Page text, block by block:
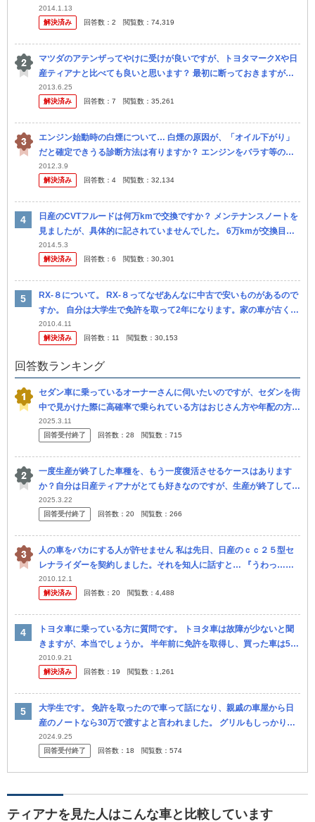
が、やはり不便です… そこで、インテリジェントキーを 再度、販売
店...
2014.1.13
解決済み
回答数： 2 閲覧数： 74,319
マツダのアテンザってやけに受けが良いですが、トヨタマークXや日
産ティアナと比べても良いと思います？ 最初に断っておきますが、
アテンザはセダンですから、マツダお得意の走り、ハンドリン グは
置いてお...
2013.6.25
解決済み
回答数： 7 閲覧数： 35,261
エンジン始動時の白煙について… 白煙の原因が、「オイル下がり」
だと確定できうる診断方法は有りますか？ エンジンをバラす等の方
法ではなく、あくまでも症状から診断する場合です。 現状、エンジ
ン始...
2012.3.9
解決済み
回答数： 4 閲覧数： 32,134
日産のCVTフルードは何万kmで交換ですか？ メンテナンスノートを
見ましたが、具体的に記されていませんでした。 6万kmが交換目安
でいいのかな。
2014.5.3
解決済み
回答数： 6 閲覧数： 30,301
RX-８について。 RX-８ってなぜあんなに中古で安いものがあるので
すか。 自分は大学生で免許を取って2年になります。家の車が古くな
ってきたので親が「もう自分（親）はあまり乗らないから」という
こ...
2010.4.11
解決済み
回答数： 11 閲覧数： 30,153
回答数ランキング
セダン車に乗っているオーナーさんに伺いたいのですが、セダンを街
中で見かけた際に高確率で乗られている方はおじさん方や年配の方が
多いのですが、 年配の方がセダンを乗っていることが多いのはなぜ
ですかね？ 正
2025.3.11
回答受付終了
回答数： 28 閲覧数： 715
一度生産が終了した車種を、もう一度復活させるケースはあります
か？自分は日産ティアナがとても好きなのですが、生産が終了してし
まい無理だと分かっていても復活してくれることを 祈っている気持
ちがありま...
2025.3.22
回答受付終了
回答数： 20 閲覧数： 266
人の車をバカにする人が許せません 私は先日、日産のｃｃ２５型セ
レナライダーを契約しました。それを知人に話すと… 『うわっ…Ｖ
ＩＰカーじゃん、キモッ』 『ミニバンなんてどれも一緒にしか見え
ない』 ...
2010.12.1
解決済み
回答数： 20 閲覧数： 4,488
トヨタ車に乗っている方に質問です。 トヨタ車は故障が少ないと聞
きますが、本当でしょうか。 半年前に免許を取得し、買った車は5万
キロ乗った中古の日産車(ティアナ)でした。 しかし、この半年でパワ
ス...
2010.9.21
解決済み
回答数： 19 閲覧数： 1,261
大学生です。 免許を取ったので車って話になり、親戚の車屋から日
産のノートなら30万で渡すよと言われました。 グリルもしっかりと
あったので恐らく2010年とかだいぶ古い型かと思います。 でも自分
が...
2024.9.25
回答受付終了
回答数： 18 閲覧数： 574
ティアナを見た人はこんな車と比較しています